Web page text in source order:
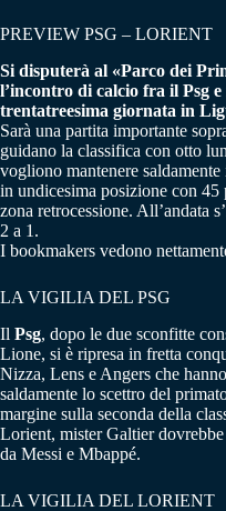
PREVIEW PSG – LORIENT
Si disputerà al «Parco dei
l’incontro di calcio fra il Psg
trentatreesima giornata in
Sarà una partita importante
guidano la classifica con otto
vogliono mantenere
in undicesima posizione con
zona retrocessione. All’andata
2 a 1.
I bookmakers vedono
LA VIGILIA DEL PSG
Il Psg, dopo le due sconfitte
Lione, si è ripresa in fretta
Nizza, Lens e Angers che
saldamente lo scettro del
margine sulla seconda della
Lorient, mister Galtier
da Messi e Mbappé.
LA VIGILIA DEL LORIENT